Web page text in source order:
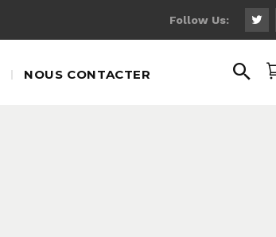
Follow Us:
NOUS CONTACTER